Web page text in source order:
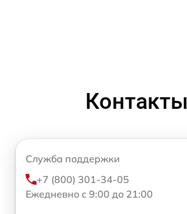
Контакты
Служба поддержки
+7 (800) 301-34-05
Ежедневно с 9:00 до 21:00